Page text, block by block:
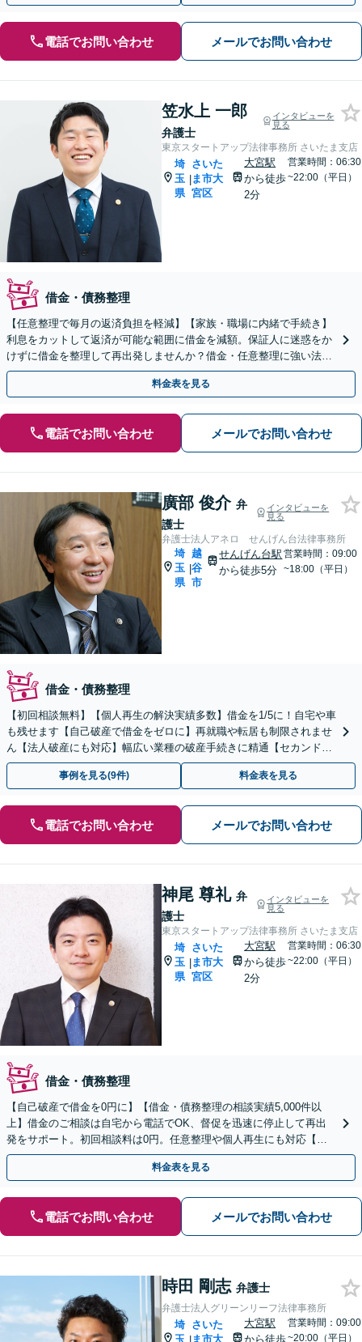
電話でお問い合わせ メールでお問い合わせ
笠水上 一郎
弁護士
インタビューを
見る
東京スタートアップ法律事務所 さいたま支店
埼
玉
県
|
さいた
ま市大
宮区
大宮駅
から徒歩
2分
営業時間：06:30
~22:00（平日）
借金・債務整理
【任意整理で毎月の返済負担を軽減】【家族・職場に内緒で手続き】
利息をカットして返済が可能な範囲に借金を減額。保証人に迷惑をか
けずに借金を整理して再出発しませんか？借金・任意整理に強い法律
事務所【実績5,000件以上】【財産を残して借金整理】
料金表を見る
電話でお問い合わせ メールでお問い合わせ
廣部 俊介 弁
護士
インタビューを
見る
弁護士法人アネロ せんげん台法律事務所
埼
玉
県
|
越
谷
市
せんげん台駅
から徒歩5分
営業時間：09:00
~18:00（平日）
借金・債務整理
【初回相談無料】【個人再生の解決実績多数】借金を1/5に！自宅や車
も残せます【自己破産で借金をゼロに】再就職や転居も制限されませ
ん【法人破産にも対応】幅広い業種の破産手続きに精通【セカンドオ
ピニオン可】【せんげん台駅徒歩5分】
事例を見る(9件) 料金表を見る
電話でお問い合わせ メールでお問い合わせ
神尾 尊礼 弁
護士
インタビューを
見る
東京スタートアップ法律事務所 さいたま支店
埼
玉
県
|
さいた
ま市大
宮区
大宮駅
から徒歩
2分
営業時間：06:30
~22:00（平日）
借金・債務整理
【自己破産で借金を0円に】【借金・債務整理の相談実績5,000件以
上】借金のご相談は自宅から電話でOK、督促を迅速に停止して再出
発をサポート。初回相談料は0円。任意整理や個人再生にも対応【土
日祝日・夜間も相談受付】【費用の分割払い可】
料金表を見る
電話でお問い合わせ メールでお問い合わせ
時田 剛志 弁護士
弁護士法人グリーンリーフ法律事務所
埼
玉 |
さいた
ま市大
大宮駅
から徒歩
営業時間：09:00
~20:00（平日）